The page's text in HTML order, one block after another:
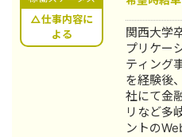
骨プレハ
年、営業
ー・・・
１人のマ
メーカー
△仕事内容に
よる
関西大学
プリケー
ティング
を経験後
社にて金
リなど多
ントの